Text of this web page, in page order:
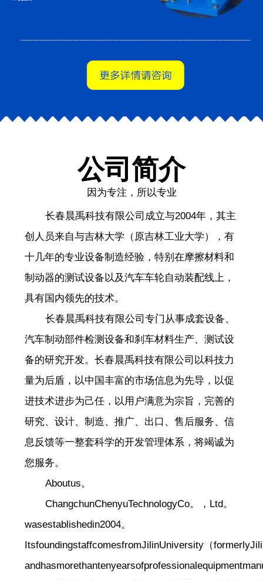
公司简介
因为专注，所以专业
长春晨禹科技有限公司成立与2004年，其主
创人员来自与吉林大学（原吉林工业大学），有
十几年的专业设备制造经验，特别在摩擦材料和
制动器的测试设备以及汽车车轮自动装配线上，
具有国内领先的技术。
长春晨禹科技有限公司专门从事成套设备、
汽车制动部件检测设备和刹车材料生产、测试设
备的研究开发。长春晨禹科技有限公司以科技力
量为后盾，以中国丰富的市场信息为先导，以促
进技术进步为己任，以用户满意为宗旨，完善的
研究、设计、制造、推广、出口、售后服务、信
息反馈等一整套科学的开发管理体系，将竭诚为
您服务。
Aboutus。
ChangchunChenyuTechnologyCo。，Ltd。
wasestablishedin2004。
ItsfoundingstaffcomesfromJilinUniversity（